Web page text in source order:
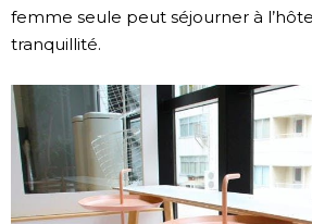
femme seule peut séjourner à
tranquillité.